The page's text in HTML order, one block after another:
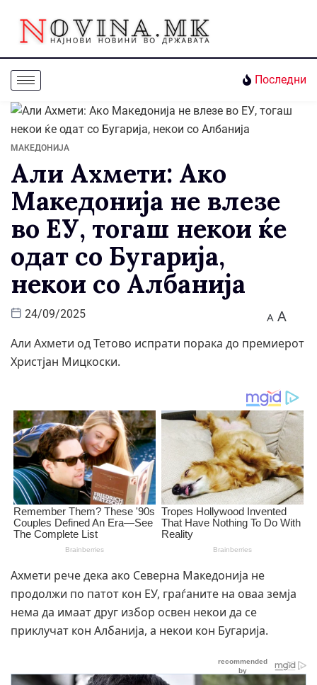
Последни
МАКЕДОНИЈА
Али Ахмети: Ако
Македонија не влезе
во ЕУ, тогаш некои ќе
одат со Бугарија,
некои со Албанија
24/09/2025 A A
Али Ахмети од Тетово испрати порака до премиерот
Христјан Мицкоски.
Ахмети рече дека ако Северна Македонија не
продолжи по патот кон ЕУ, граѓаните на оваа земја
нема да имаат друг избор освен некои да се
приклучат кон Албанија, а некои кон Бугарија.